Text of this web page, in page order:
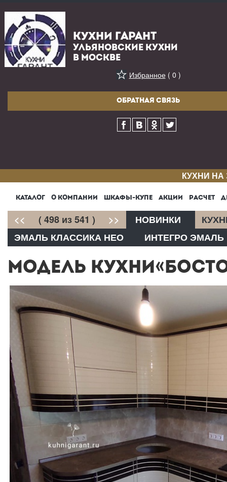
КУХНИ ГАРАНТ
УЛЬЯНОВСКИЕ КУХНИ
В МОСКВЕ
Избранное( 0 )
ОБРАТНАЯ СВЯЗЬ
КУХНИ
КАТАЛОГ О КОМПАНИИ ШКАФЫ-КУПЕ АКЦИИ РАСЧЕТ
<< ( 498 из 541 ) >> НОВИНКИ
ЭМАЛЬ КЛАССИКА НЕО
ИНТЕГРО ЭМАЛЬ
МОДЕЛЬ